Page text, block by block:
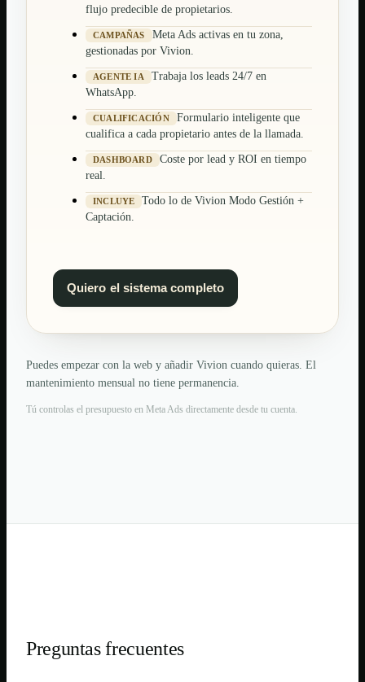
flujo predecible de propietarios.
CAMPAÑAS
Meta Ads activas en tu zona,
gestionadas por Vivion.
AGENTE IA
Trabaja los leads 24/7 en
WhatsApp.
CUALIFICACIÓN
Formulario inteligente que
cualifica a cada propietario antes de la llamada.
DASHBOARD
Coste por lead y ROI en tiempo
real.
INCLUYE
Todo lo de Vivion Modo Gestión +
Captación.
Quiero el sistema completo
Puedes empezar con la web y añadir Vivion cuando quieras. El
mantenimiento mensual no tiene permanencia.
Tú controlas el presupuesto en Meta Ads directamente desde tu cuenta.
Preguntas frecuentes